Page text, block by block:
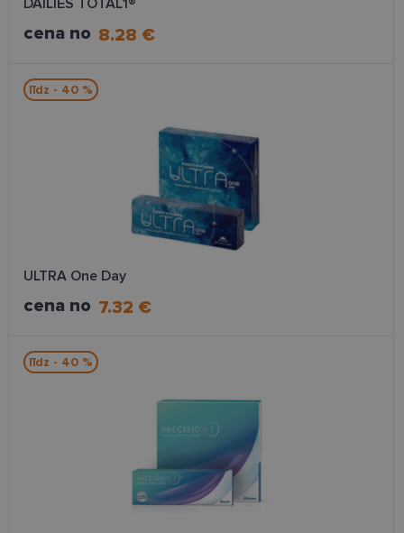
DAILIES TOTAL1®
cena no 8.28 €
līdz - 40 %
ULTRA One Day
cena no 7.32 €
līdz - 40 %